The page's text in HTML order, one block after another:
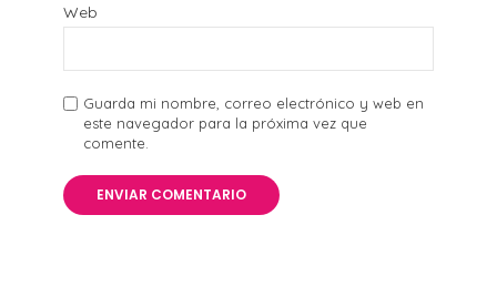
Web
Guarda mi nombre, correo electrónico y web en
este navegador para la próxima vez que
comente.